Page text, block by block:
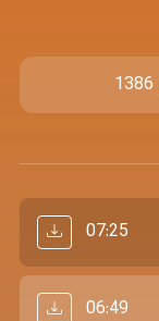
07:25
06:49